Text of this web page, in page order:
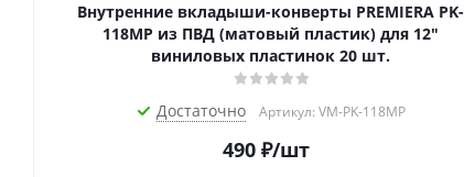
Внутренние вкладыши-конверты PREMIERA PK-
118MP из ПВД (матовый пластик) для 12"
виниловых пластинок 20 шт.
Достаточно Артикул: VM-PK-118MP
490 ₽/шт